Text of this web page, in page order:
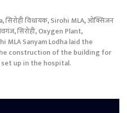
,सिरोही विधायक,Sirohi MLA,ओक्सिजन
,सिरोही,Oxygen Plant,
MLA Sanyam Lodha laid the
construction of the building for
up in the hospital.